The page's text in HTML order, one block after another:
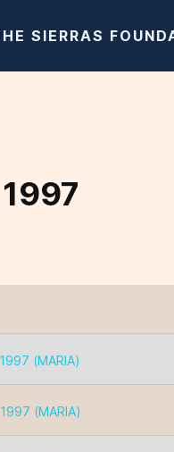
SIERRAS
(MARIA)
(MARIA)